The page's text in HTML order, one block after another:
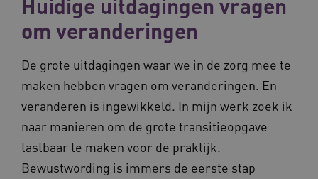
Huidige uitdagingen vragen
om veranderingen
De grote uitdagingen waar we in de zorg mee te
maken hebben vragen om veranderingen. En
veranderen is ingewikkeld. In mijn werk zoek ik
naar manieren om de grote transitieopgave
tastbaar te maken voor de praktijk.
Bewustwording is immers de eerste stap